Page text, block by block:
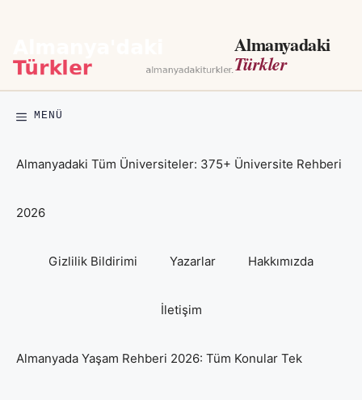
Almanyadaki
Türkler
MENÜ
Almanyadaki Tüm Üniversiteler: 375+ Üniversite Rehberi
2026
Gizlilik Bildirimi Yazarlar Hakkımızda
İletişim
Almanyada Yaşam Rehberi 2026: Tüm Konular Tek